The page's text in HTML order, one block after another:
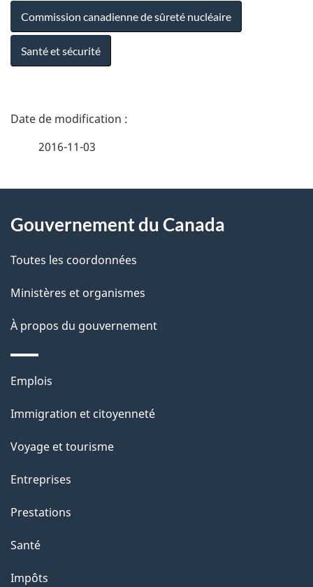
Commission canadienne de sûreté nucléaire
Santé et sécurité
D
i
l
s
d
e
l
a
p
a
g
e
2016-11-03
propos
de
ce
site
Gouvernement du Canada
Toutes les coordonnées
Ministères et organismes
À propos du gouvernement
Thèmes
sujets
Emplois
Immigration et citoyenneté
Voyage et tourisme
Entreprises
Prestations
Santé
Impôts